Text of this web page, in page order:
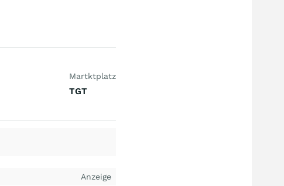
Martktplatz
TGT
Anzeige